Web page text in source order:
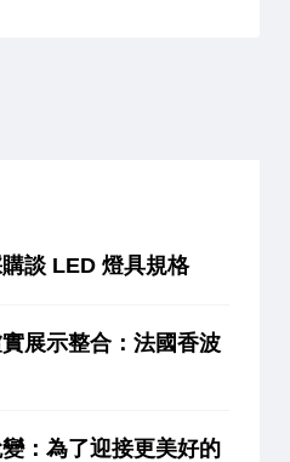
談 LED 燈具規格
展示整合：法國香波
：為了迎接更美好的